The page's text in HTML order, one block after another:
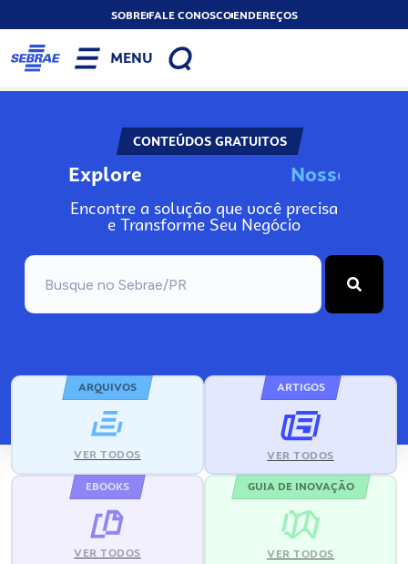
SOBREFALE CONOSCOENDEREÇOS
MENU
CONTEÚDOS GRATUITOS
Explore No
Encontre a solução que você precisa
e Transforme Seu Negócio
ARQUIVOS
VER TODOS
ARTIGOS
VER TODOS
EBOOKS
VER TODOS
GUIA DE INOVAÇÃO
VER TODOS